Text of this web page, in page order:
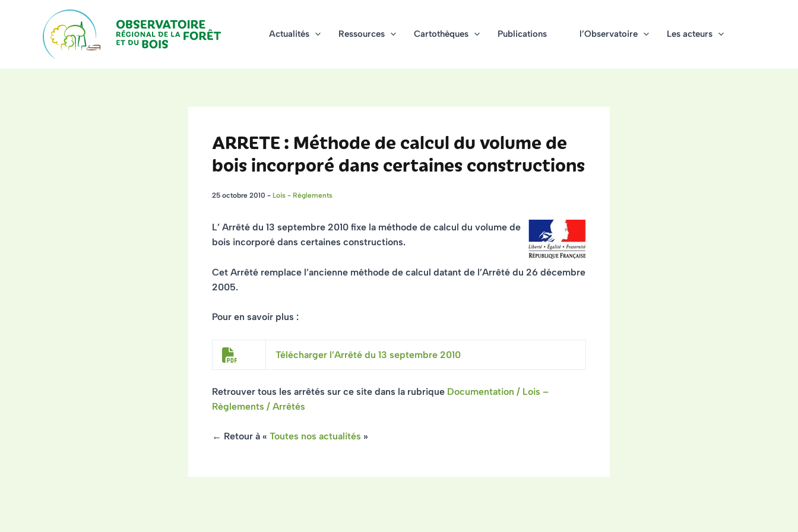
Actualités Ressources Cartothèques Publications l’Observatoire Les acteurs
ARRETE : Méthode de calcul du volume de
bois incorporé dans certaines constructions
25 octobre 2010 - Lois - Règlements
L’ Arrêté du 13 septembre 2010 fixe la méthode de calcul du volume de
bois incorporé dans certaines constructions.
Cet Arrêté remplace l’ancienne méthode de calcul datant de l’Arrêté du 26 décembre
2005.
Pour en savoir plus :
Télécharger l’Arrêté du 13 septembre 2010
Retrouver tous les arrêtés sur ce site dans la rubrique Documentation / Lois –
Règlements / Arrêtés
← Retour à « Toutes nos actualités »